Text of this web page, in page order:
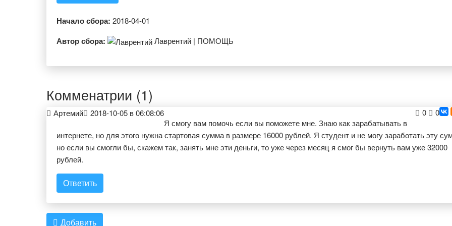
Начало сбора: 2018-04-01
Автор сбора: Лаврентий | ПОМОЩЬ
Комменатрии (1)
Артемий 2018-10-05 в 06:08:06 0
0
Я смогу вам помочь если вы поможете мне. Знаю как зарабатывать в
интернете, но для этого нужна стартовая сумма в размере 16000 рублей. Я студент и не могу заработать эту
но если вы смогли бы, скажем так, занять мне эти деньги, то уже через месяц я смог бы вернуть вам уже 32000
рублей.
Ответить
Добавить